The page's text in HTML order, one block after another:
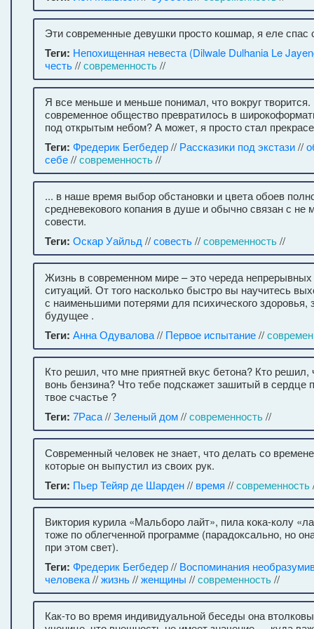
Эти современные девушки просто кошмар, я еле спас
Теги: Непохищенная невеста (Dilwale Dulhania Le
честь//современность//
Я все меньше и меньше понимал, что вокруг
современное общество превратилось в
под открытым небом? А может, я просто стал
Теги: Фредерик Бегбедер// Рассказики под экстази//
себе//современность//
... в наше время выбор обстановки и цвета обоев
средневекового копания в душе и обычно связан с
совести.
Теги: Оскар Уайльд //совесть//современность//
Жизнь в современном мире – это череда
ситуаций. От того насколько быстро вы научитесь
с наименьшими потерями для психического здоровья,
будущее .
Теги: Анна Одувалова// Первое испытание//
Кто решил, что мне приятней вкус бетона? Кто решил,
вонь бензина? Что тебе подскажет зашитый в сердце
твое счастье ?
Теги: 7Раса//Зеленый дом//современность//
Современный человек не знает, что делать со
которые он выпустил из своих рук.
Теги: Пьер Тейяр де Шарден// время //современность
Виктория курила «Мальборо лайт», пила кока-колу
тоже по облегченной программе (парадоксально, но
при этом свет).
Теги: Фредерик Бегбедер// Воспоминания
человека//жизнь//женщины //современность//
Как-то во время индивидуальной беседы она